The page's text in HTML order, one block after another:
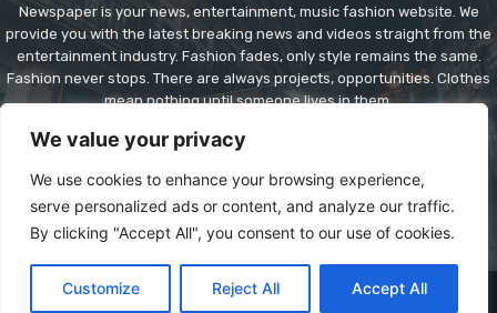
We value your privacy
We use cookies to enhance your browsing experience,
serve personalized ads or content, and analyze our traffic.
By clicking "Accept All", you consent to our use of cookies.
Customize Reject All Accept All
Newspaper is your news, entertainment, music fashion website. We
provide you with the latest breaking news and videos straight from the
entertainment industry. Fashion fades, only style remains the same.
Fashion never stops. There are always projects, opportunities. Clothes
mean nothing until someone lives in them.
Contact us:contact@yoursite.com
© Copyright - Newspaper WordPress Theme by TagDiv